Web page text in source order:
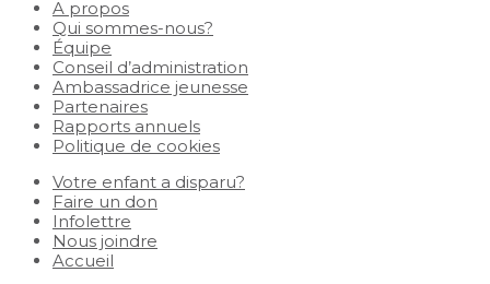
A propos
Qui sommes-nous?
Équipe
Conseil d’administration
Ambassadrice jeunesse
Partenaires
Rapports annuels
Politique de cookies
Votre enfant a disparu?
Faire un don
Infolettre
Nous joindre
Accueil